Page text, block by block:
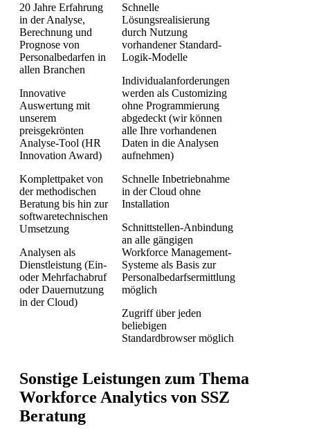
20 Jahre Erfahrung
in der Analyse,
Berechnung und
Prognose von
Personalbedarfen in
allen Branchen
Innovative
Auswertung mit
unserem
preisgekrönten
Analyse-Tool (HR
Innovation Award)
Komplettpaket von
der methodischen
Beratung bis hin zur
softwaretechnischen
Umsetzung
Analysen als
Dienstleistung (Ein-
oder Mehrfachabruf
oder Dauernutzung
in der Cloud)
Schnelle
Lösungsrealisierung
durch Nutzung
vorhandener Standard-
Logik-Modelle
Individualanforderungen
werden als Customizing
ohne Programmierung
abgedeckt (wir können
alle Ihre vorhandenen
Daten in die Analysen
aufnehmen)
Schnelle Inbetriebnahme
in der Cloud ohne
Installation
Schnittstellen-Anbindung
an alle gängigen
Workforce Management-
Systeme als Basis zur
Personalbedarfsermittlung
möglich
Zugriff über jeden
beliebigen
Standardbrowser möglich
Sonstige Leistungen zum Thema
Workforce Analytics von SSZ
Beratung